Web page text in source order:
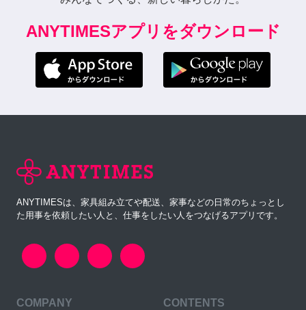
ANYTIMESアプリをダウンロード
ANYTIMESは、家具組み立てや配送、家事などの日常のちょっとし
た用事を依頼したい人と、仕事をしたい人をつなげるアプリです。
COMPANY CONTENTS